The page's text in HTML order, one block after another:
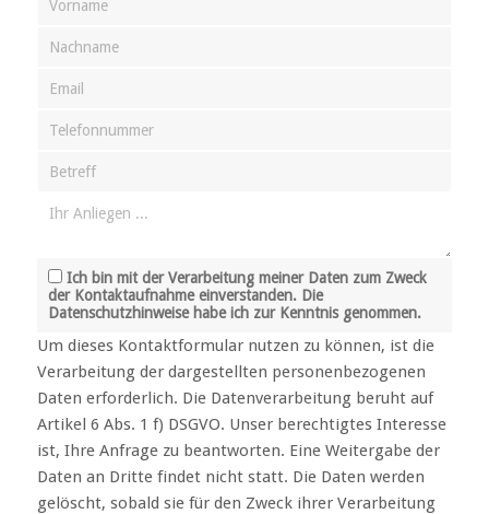
Ich bin mit der Verarbeitung meiner Daten zum Zweck
der Kontaktaufnahme einverstanden. Die
Datenschutzhinweise habe ich zur Kenntnis genommen.
Um dieses Kontaktformular nutzen zu können, ist die
Verarbeitung der dargestellten personenbezogenen
Daten erforderlich. Die Datenverarbeitung beruht auf
Artikel 6 Abs. 1 f) DSGVO. Unser berechtigtes Interesse
ist, Ihre Anfrage zu beantworten. Eine Weitergabe der
Daten an Dritte findet nicht statt. Die Daten werden
gelöscht, sobald sie für den Zweck ihrer Verarbeitung